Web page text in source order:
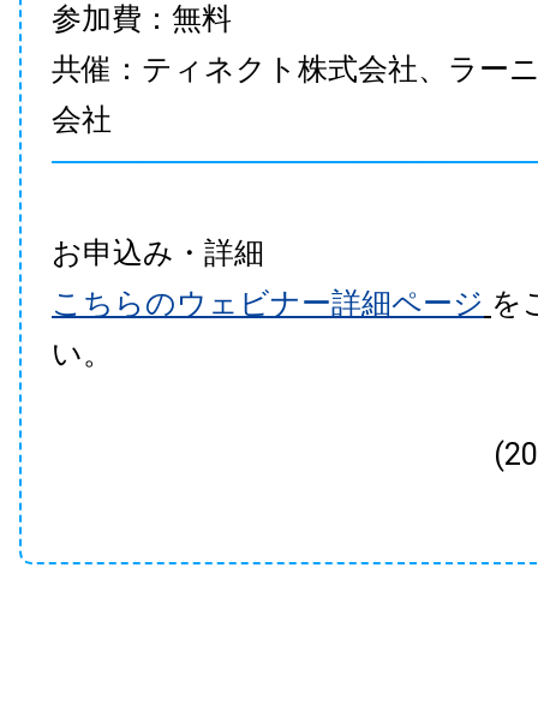
参加費：無料
共催：ティネクト株式会社、ラー
会社
お申込み・詳細
こちらのウェビナー詳細ページ を
い。